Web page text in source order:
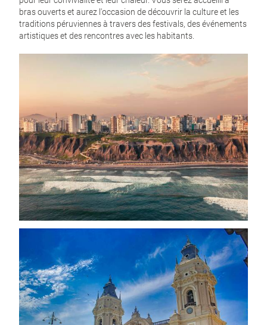
bras ouverts et aurez l'occasion de découvrir la culture et les
traditions péruviennes à travers des festivals, des événements
artistiques et des rencontres avec les habitants.